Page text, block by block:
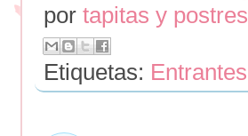
por tapitas y postres
Etiquetas: Entrantes